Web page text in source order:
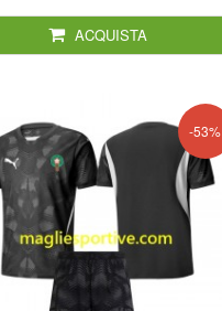
ACQUISTA
-53%